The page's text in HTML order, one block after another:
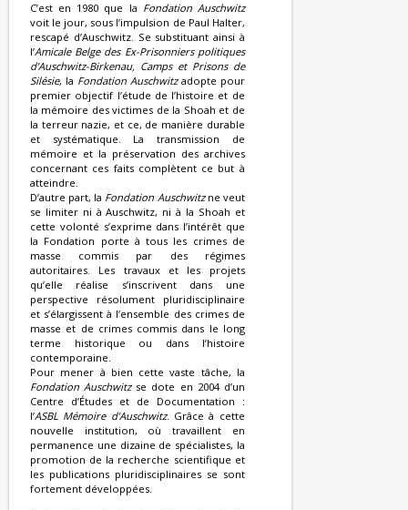
C’est en 1980 que la Fondation Auschwitz
voit le jour, sous l’impulsion de Paul Halter,
rescapé d’Auschwitz. Se substituant ainsi à
l’Amicale Belge des Ex-Prisonniers politiques
d’Auschwitz-Birkenau, Camps et Prisons de
Silésie, la Fondation Auschwitzadopte pour
premier objectif l’étude de l’histoire et de
la mémoire des victimes de la Shoah et de
la terreur nazie, et ce, de manière durable
et systématique. La transmission de
mémoire et la préservation des archives
concernant ces faits complètent ce but à
atteindre.
D’autre part, la Fondation Auschwitzne veut
se limiter ni à Auschwitz, ni à la Shoah et
cette volonté s’exprime dans l’intérêt que
la Fondation porte à tous les crimes de
masse commis par des régimes
autoritaires. Les travaux et les projets
qu’elle réalise s’inscrivent dans une
perspective résolument pluridisciplinaire
et s’élargissent à l’ensemble des crimes de
masse et de crimes commis dans le long
terme historique ou dans l’histoire
contemporaine.
Pour mener à bien cette vaste tâche, la
Fondation Auschwitzse dote en 2004 d’un
Centre d’Études et de Documentation :
l’ASBL Mémoire d’Auschwitz. Grâce à cette
nouvelle institution, où travaillent en
permanence une dizaine de spécialistes, la
promotion de la recherche scientifique et
les publications pluridisciplinaires se sont
fortement développées.